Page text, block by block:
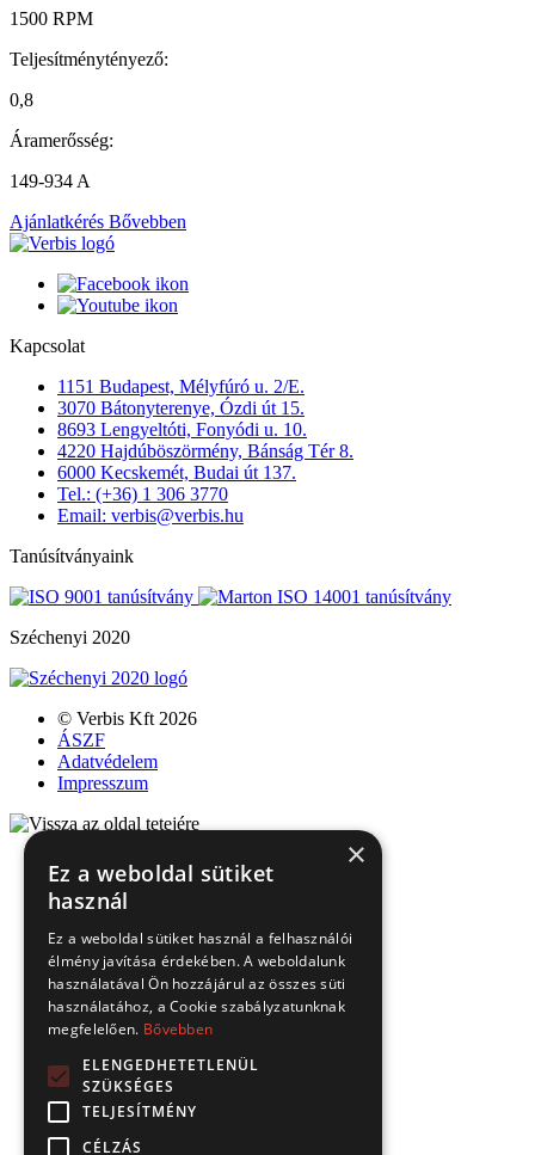
1500 RPM
Teljesítménytényező:
0,8
Áramerősség:
149-934 A
Ajánlatkérés Bővebben
Kapcsolat
1151 Budapest, Mélyfúró u. 2/E.
3070 Bátonyterenye, Ózdi út 15.
8693 Lengyeltóti, Fonyódi u. 10.
4220 Hajdúböszörmény, Bánság Tér 8.
6000 Kecskemét, Budai út 137.
Tel.: (+36) 1 306 3770
Email: verbis@verbis.hu
Tanúsítványaink
Széchenyi 2020
© Verbis Kft 2026
ÁSZF
Adatvédelem
Impresszum
×
Ez a weboldal sütiket
használ
Ez a weboldal sütiket használ a felhasználói
élmény javítása érdekében. A weboldalunk
használatával Ön hozzájárul az összes süti
használatához, a Cookie szabályzatunknak
megfelelően. Bővebben
ELENGEDHETETLENÜL
SZÜKSÉGES
TELJESÍTMÉNY
CÉLZÁS